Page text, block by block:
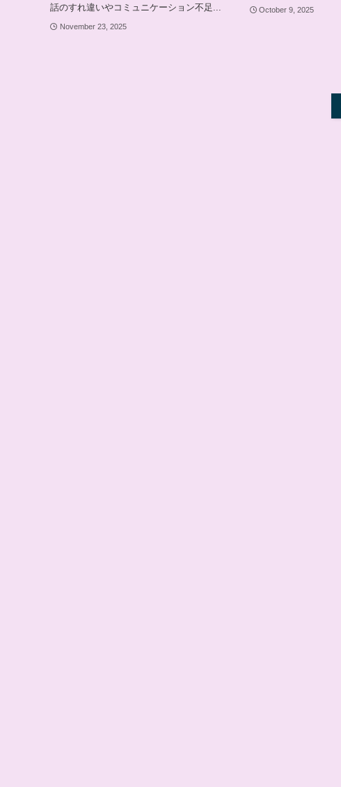
話のすれ違いやコミュニケーション不足...
November 23, 2025
October 9, 2025